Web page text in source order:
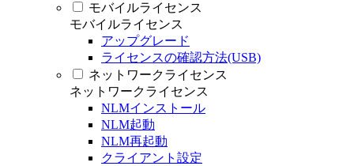
モバイルライセンス
モバイルライセンス
アップグレード
ライセンスの確認方法(USB)
ネットワークライセンス
ネットワークライセンス
NLMインストール
NLM起動
NLM再起動
クライアント設定